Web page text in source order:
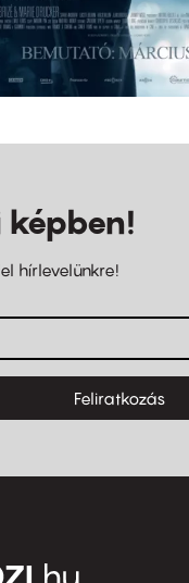
hírlevelünkre!
Feliratkozás